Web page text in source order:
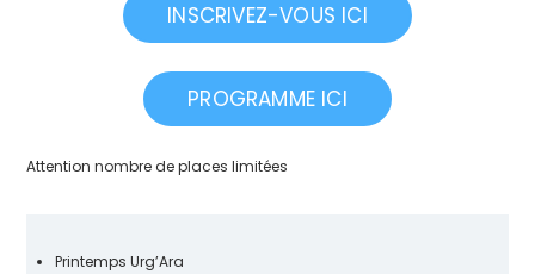
INSCRIVEZ-VOUS ICI
PROGRAMME ICI
Attention nombre de places limitées
Printemps Urg’Ara